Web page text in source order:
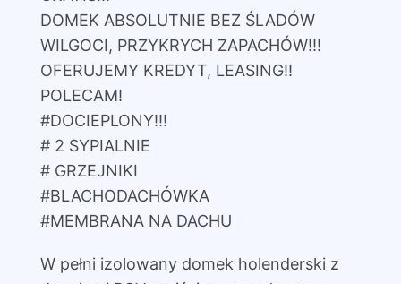
DOMEK ABSOLUTNIE BEZ ŚLADÓW
WILGOCI, PRZYKRYCH ZAPACHÓW!!!
OFERUJEMY KREDYT, LEASING!!
POLECAM!
#DOCIEPLONY!!!
# 2 SYPIALNIE
# GRZEJNIKI
#BLACHODACHÓWKA
#MEMBRANA NA DACHU
W pełni izolowany domek holenderski z